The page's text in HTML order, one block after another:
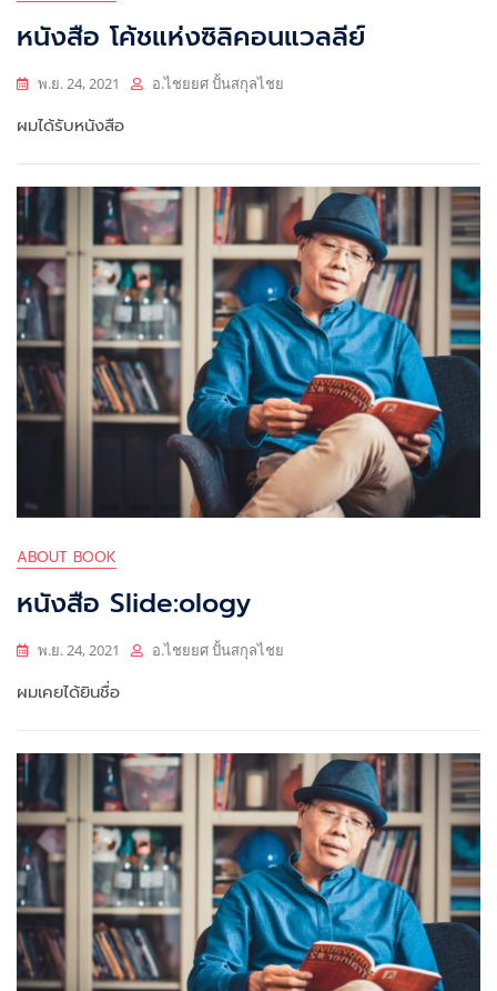
หนังสือ โค้ชแห่งซิลิคอนแวลลีย์
พ.ย. 24, 2021 อ.ไชยยศ ปั้นสกุลไชย
ผมได้รับหนังสือ
ABOUT BOOK
หนังสือ Slide:ology
พ.ย. 24, 2021 อ.ไชยยศ ปั้นสกุลไชย
ผมเคยได้ยินชื่อ